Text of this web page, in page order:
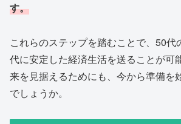
す。
これらのステップを踏むことで、50代
代に安定した経済生活を送ることが可
来を見据えるためにも、今から準備を
でしょうか。